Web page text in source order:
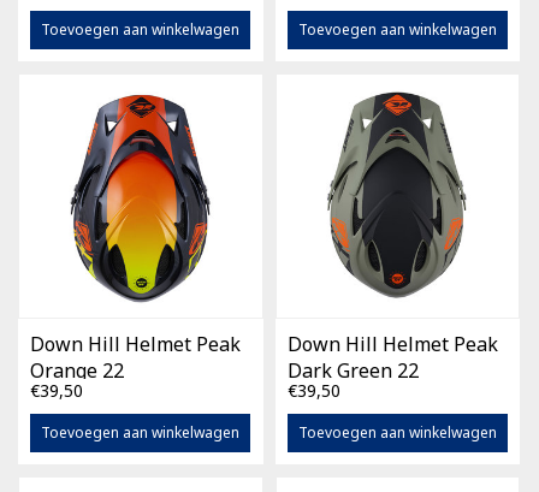
Toevoegen aan winkelwagen Toevoegen aan winkelwagen
Down Hill Helmet Peak
Orange 22
€39,50
Toevoegen aan winkelwagen
Down Hill Helmet Peak
Dark Green 22
€39,50
Toevoegen aan winkelwagen